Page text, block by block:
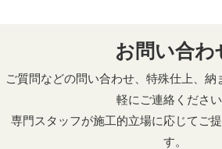
お問い合わ
ご質問などの問い合わせ、特殊仕上、納
軽にご連絡ください
専門スタッフが施工的立場に応じてご
す。